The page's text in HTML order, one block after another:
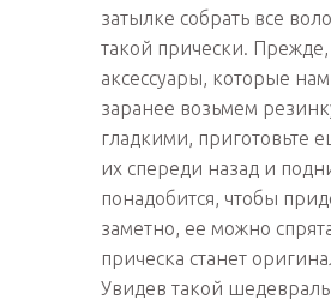
затылке собрать все
такой прически.
аксессуары, которые
заранее возьмем
гладкими, приготовьте
их спереди назад и
понадобится, чтобы
заметно, ее можно
прическа станет
Увидев такой